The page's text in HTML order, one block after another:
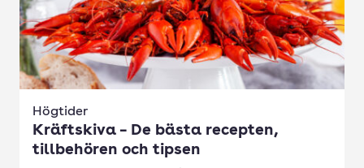
Högtider
Kräftskiva – De bästa recepten,
tillbehören och tipsen